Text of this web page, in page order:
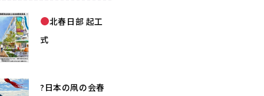
北春日部 起工
式
?日本の凧の会春